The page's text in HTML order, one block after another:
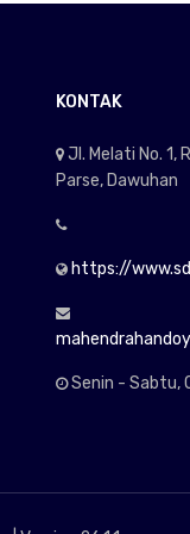
KONTAK
Jl. Melati No. 1,
Parse, Dawuhan
https://
Senin - Sabtu,